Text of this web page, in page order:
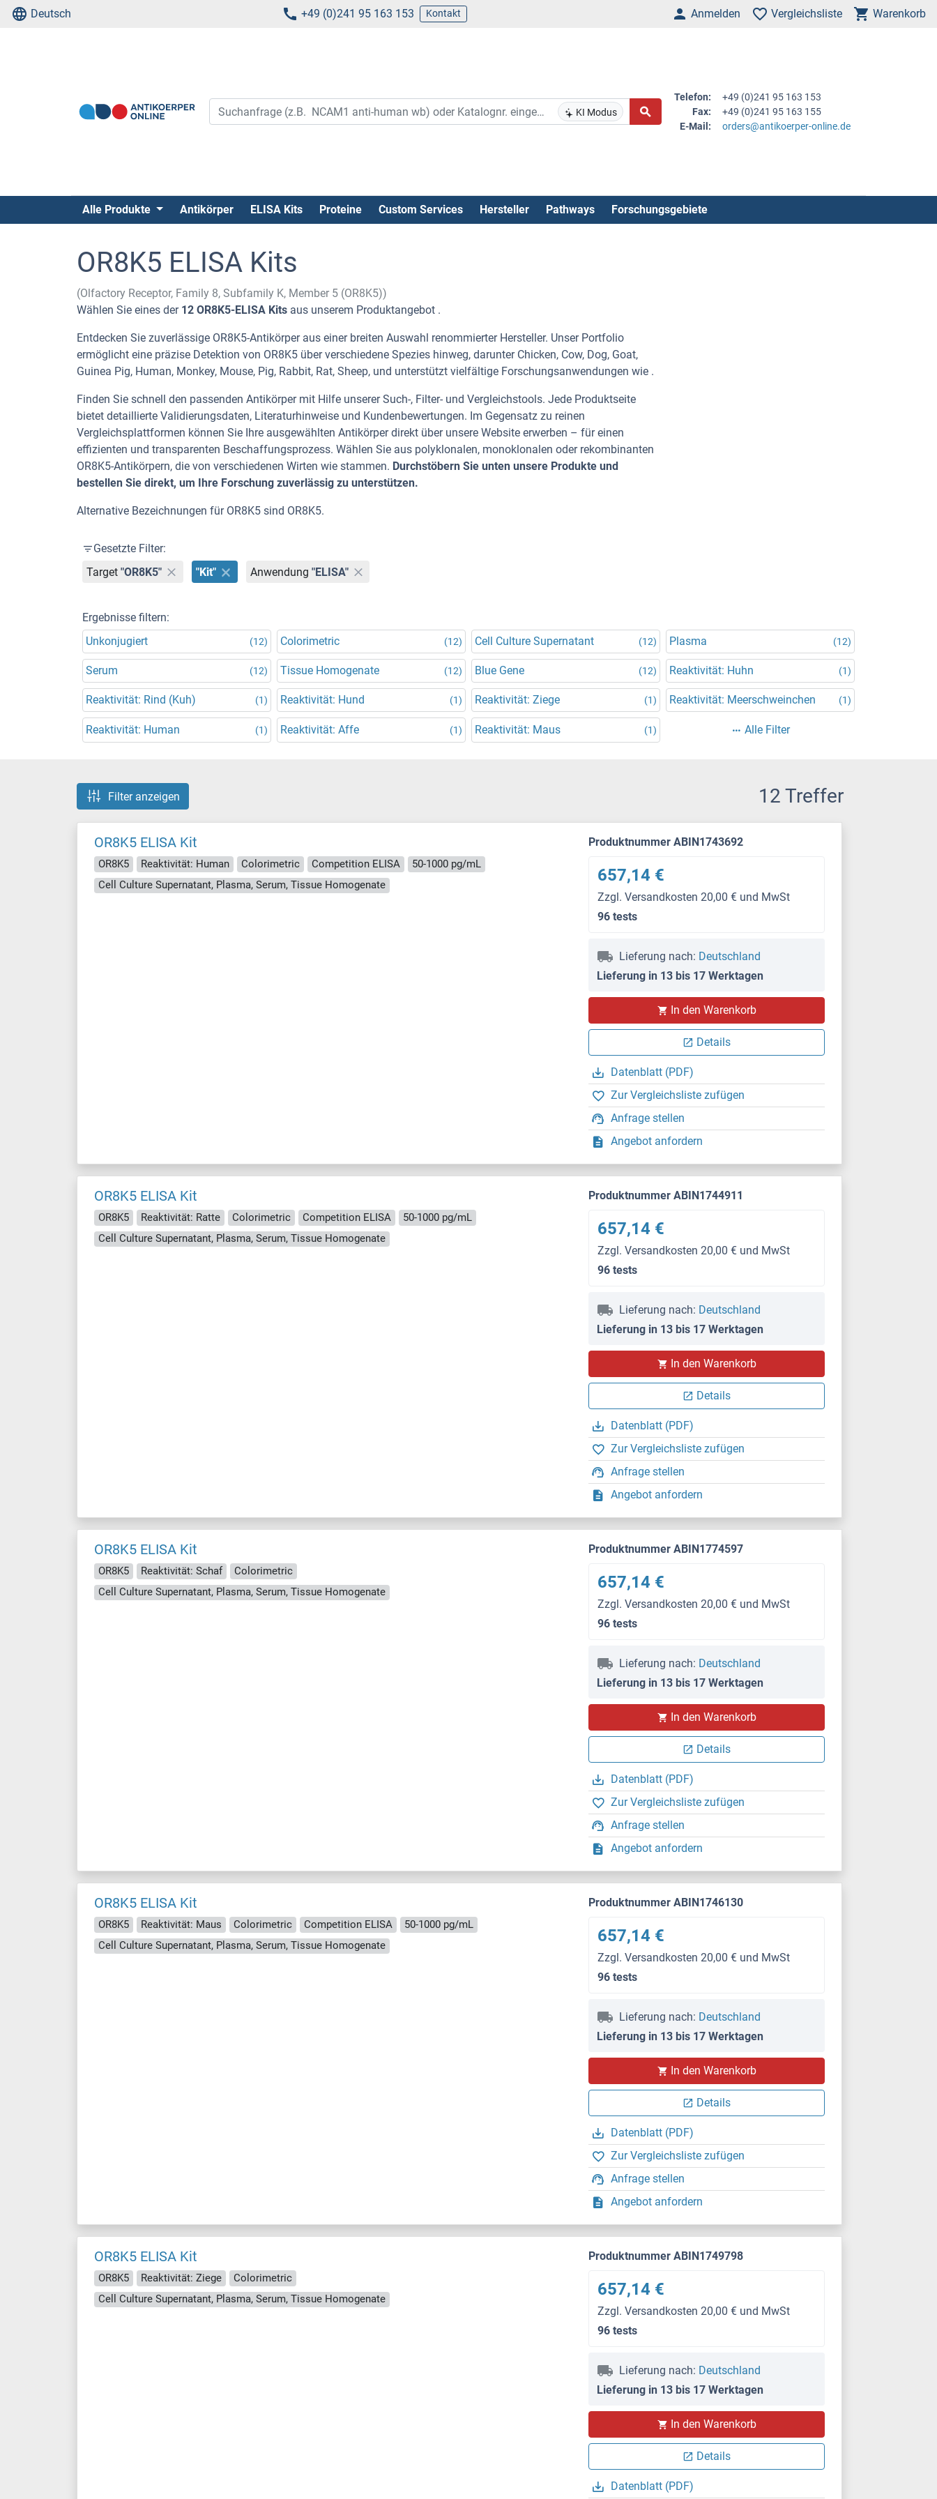
Deutsch +49 (0)241 95 163 153 Kontakt Anmelden Vergleichsliste Warenkorb
KI Modus
Telefon:
+49 (0)241 95 163 153
Fax:
+49 (0)241 95 163 155
E-Mail:
orders@antikoerper-online.de
Alle Produkte Antikörper ELISA Kits Proteine Custom Services Hersteller Pathways Forschungsgebiete
OR8K5 ELISA Kits
(Olfactory Receptor, Family 8, Subfamily K, Member 5 (OR8K5))
Wählen Sie eines der 12 OR8K5-ELISA Kits aus unserem Produktangebot .
Entdecken Sie zuverlässige OR8K5-Antikörper aus einer breiten Auswahl renommierter Hersteller. Unser Portfolio
ermöglicht eine präzise Detektion von OR8K5 über verschiedene Spezies hinweg, darunter Chicken, Cow, Dog, Goat,
Guinea Pig, Human, Monkey, Mouse, Pig, Rabbit, Rat, Sheep, und unterstützt vielfältige Forschungsanwendungen wie .
Finden Sie schnell den passenden Antikörper mit Hilfe unserer Such-, Filter- und Vergleichstools. Jede Produktseite
bietet detaillierte Validierungsdaten, Literaturhinweise und Kundenbewertungen. Im Gegensatz zu reinen
Vergleichsplattformen können Sie Ihre ausgewählten Antikörper direkt über unsere Website erwerben – für einen
effizienten und transparenten Beschaffungsprozess. Wählen Sie aus polyklonalen, monoklonalen oder rekombinanten
OR8K5-Antikörpern, die von verschiedenen Wirten wie stammen. Durchstöbern Sie unten unsere Produkte und
bestellen Sie direkt, um Ihre Forschung zuverlässig zu unterstützen.
Alternative Bezeichnungen für OR8K5 sind OR8K5.
Gesetzte Filter:
Target "OR8K5" "Kit" Anwendung "ELISA"
Ergebnisse filtern:
Unkonjugiert
(12) Colorimetric (12) Cell Culture Supernatant (12) Plasma (12)
Serum (12) Tissue Homogenate (12) Blue Gene (12) Reaktivität: Huhn (1)
Reaktivität: Rind (Kuh) (1) Reaktivität: Hund (1) Reaktivität: Ziege (1) Reaktivität: Meerschweinchen (1)
Reaktivität: Human (1) Reaktivität: Affe (1) Reaktivität: Maus (1) Alle Filter
Filter anzeigen 12 Treffer
OR8K5 ELISA Kit
OR8K5 Reaktivität: Human Colorimetric Competition ELISA
50-1000 pg/mL
Cell Culture Supernatant, Plasma, Serum, Tissue Homogenate
Produktnummer ABIN1743692
657,14 €
Zzgl. Versandkosten 20,00 € und MwSt
96 tests
Lieferung nach: Deutschland
Lieferung in 13 bis 17 Werktagen
In den Warenkorb
Details
Datenblatt (PDF)
Zur Vergleichsliste zufügen
Anfrage stellen
Angebot anfordern
OR8K5 ELISA Kit
OR8K5 Reaktivität: Ratte Colorimetric Competition ELISA
50-1000 pg/mL
Cell Culture Supernatant, Plasma, Serum, Tissue Homogenate
Produktnummer ABIN1744911
657,14 €
Zzgl. Versandkosten 20,00 € und MwSt
96 tests
Lieferung nach: Deutschland
Lieferung in 13 bis 17 Werktagen
In den Warenkorb
Details
Datenblatt (PDF)
Zur Vergleichsliste zufügen
Anfrage stellen
Angebot anfordern
OR8K5 ELISA Kit
OR8K5 Reaktivität: Schaf
Colorimetric
Cell Culture Supernatant, Plasma, Serum, Tissue Homogenate
Produktnummer ABIN1774597
657,14 €
Zzgl. Versandkosten 20,00 € und MwSt
96 tests
Lieferung nach: Deutschland
Lieferung in 13 bis 17 Werktagen
In den Warenkorb
Details
Datenblatt (PDF)
Zur Vergleichsliste zufügen
Anfrage stellen
Angebot anfordern
OR8K5 ELISA Kit
OR8K5 Reaktivität: Maus Colorimetric Competition ELISA
50-1000 pg/mL
Cell Culture Supernatant, Plasma, Serum, Tissue Homogenate
Produktnummer ABIN1746130
657,14 €
Zzgl. Versandkosten 20,00 € und MwSt
96 tests
Lieferung nach: Deutschland
Lieferung in 13 bis 17 Werktagen
In den Warenkorb
Details
Datenblatt (PDF)
Zur Vergleichsliste zufügen
Anfrage stellen
Angebot anfordern
OR8K5 ELISA Kit
OR8K5 Reaktivität: Ziege
Colorimetric
Cell Culture Supernatant, Plasma, Serum, Tissue Homogenate
Produktnummer ABIN1749798
657,14 €
Zzgl. Versandkosten 20,00 € und MwSt
96 tests
Lieferung nach: Deutschland
Lieferung in 13 bis 17 Werktagen
In den Warenkorb
Details
Datenblatt (PDF)